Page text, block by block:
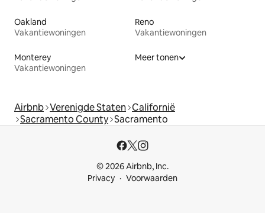
Oakland
Vakantiewoningen
Reno
Vakantiewoningen
Monterey
Vakantiewoningen
Meer tonen
Airbnb Verenigde Staten Californië
Sacramento County Sacramento
© 2026 Airbnb, Inc.
Privacy
Voorwaarden